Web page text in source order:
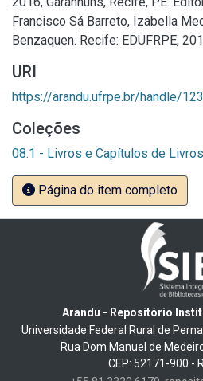
Francisco Sá Barreto, Izabella
Benzaquen. Recife: EDUFRPE,
URI
https://arandu.ufrpe.br/handle/
Coleções
08.1 - Livros e Capítulos de
Página do item completo
Arandu - Repositório
Universidade Federal Rural de
Rua Dom Manuel de
CEP: 52171-900 -